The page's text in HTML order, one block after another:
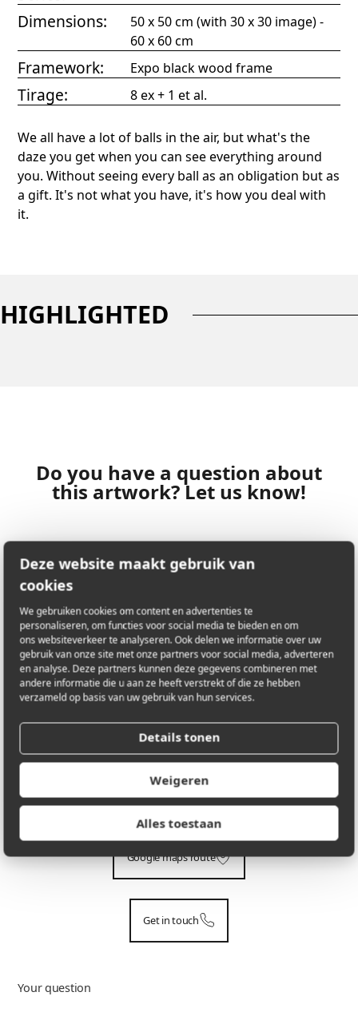
Deze website maakt gebruik van
cookies
We gebruiken cookies om content en advertenties te
personaliseren, om functies voor social media te bieden en om
ons websiteverkeer te analyseren. Ook delen we informatie over uw
gebruik van onze site met onze partners voor social media, adverteren
en analyse. Deze partners kunnen deze gegevens combineren met
andere informatie die u aan ze heeft verstrekt of die ze hebben
verzameld op basis van uw gebruik van hun services.
Details tonen
Weigeren
Alles toestaan
Dimensions:
50 x 50 cm (with 30 x 30 image) -
60 x 60 cm
Framework: Expo black wood frame
Tirage: 8 ex + 1 et al.
We all have a lot of balls in the air, but what's the
daze you get when you can see everything around
you. Without seeing every ball as an obligation but as
a gift. It's not what you have, it's how you deal with
it.
HIGHLIGHTED
Do you have a question about
this artwork? Let us know!
LOCATION
Augustijnenlaan 1
Antwerpen, België
E-MAIL
carlo@phobosenactor.be
PHONE NUMBER
+32 475 29 05 33
Google maps route
Get in touch
Your question